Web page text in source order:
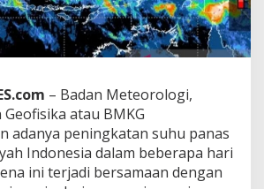
l
a
m
B
b
r
a
p
a
H
– Badan Meteorologi,
atau BMKG
adanya peningkatan suhu panas
Indonesia dalam beberapa hari
ini terjadi bersamaan dengan